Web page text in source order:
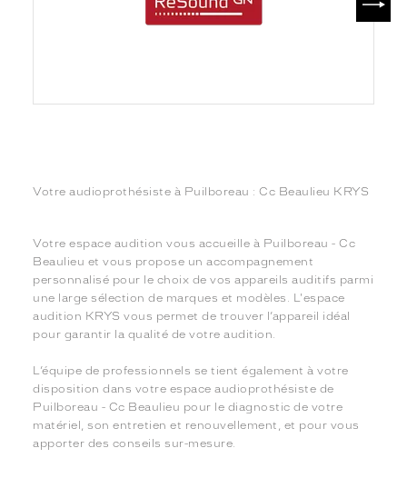
Votre audioprothésiste à Puilboreau : Cc Beaulieu KRYS
Votre espace audition vous accueille à Puilboreau - Cc
Beaulieu et vous propose un accompagnement
personnalisé pour le choix de vos appareils auditifs parmi
une large sélection de marques et modèles. L'espace
audition KRYS vous permet de trouver l’appareil idéal
pour garantir la qualité de votre audition.
L’équipe de professionnels se tient également à votre
disposition dans votre espace audioprothésiste de
Puilboreau - Cc Beaulieu pour le diagnostic de votre
matériel, son entretien et renouvellement, et pour vous
apporter des conseils sur-mesure.